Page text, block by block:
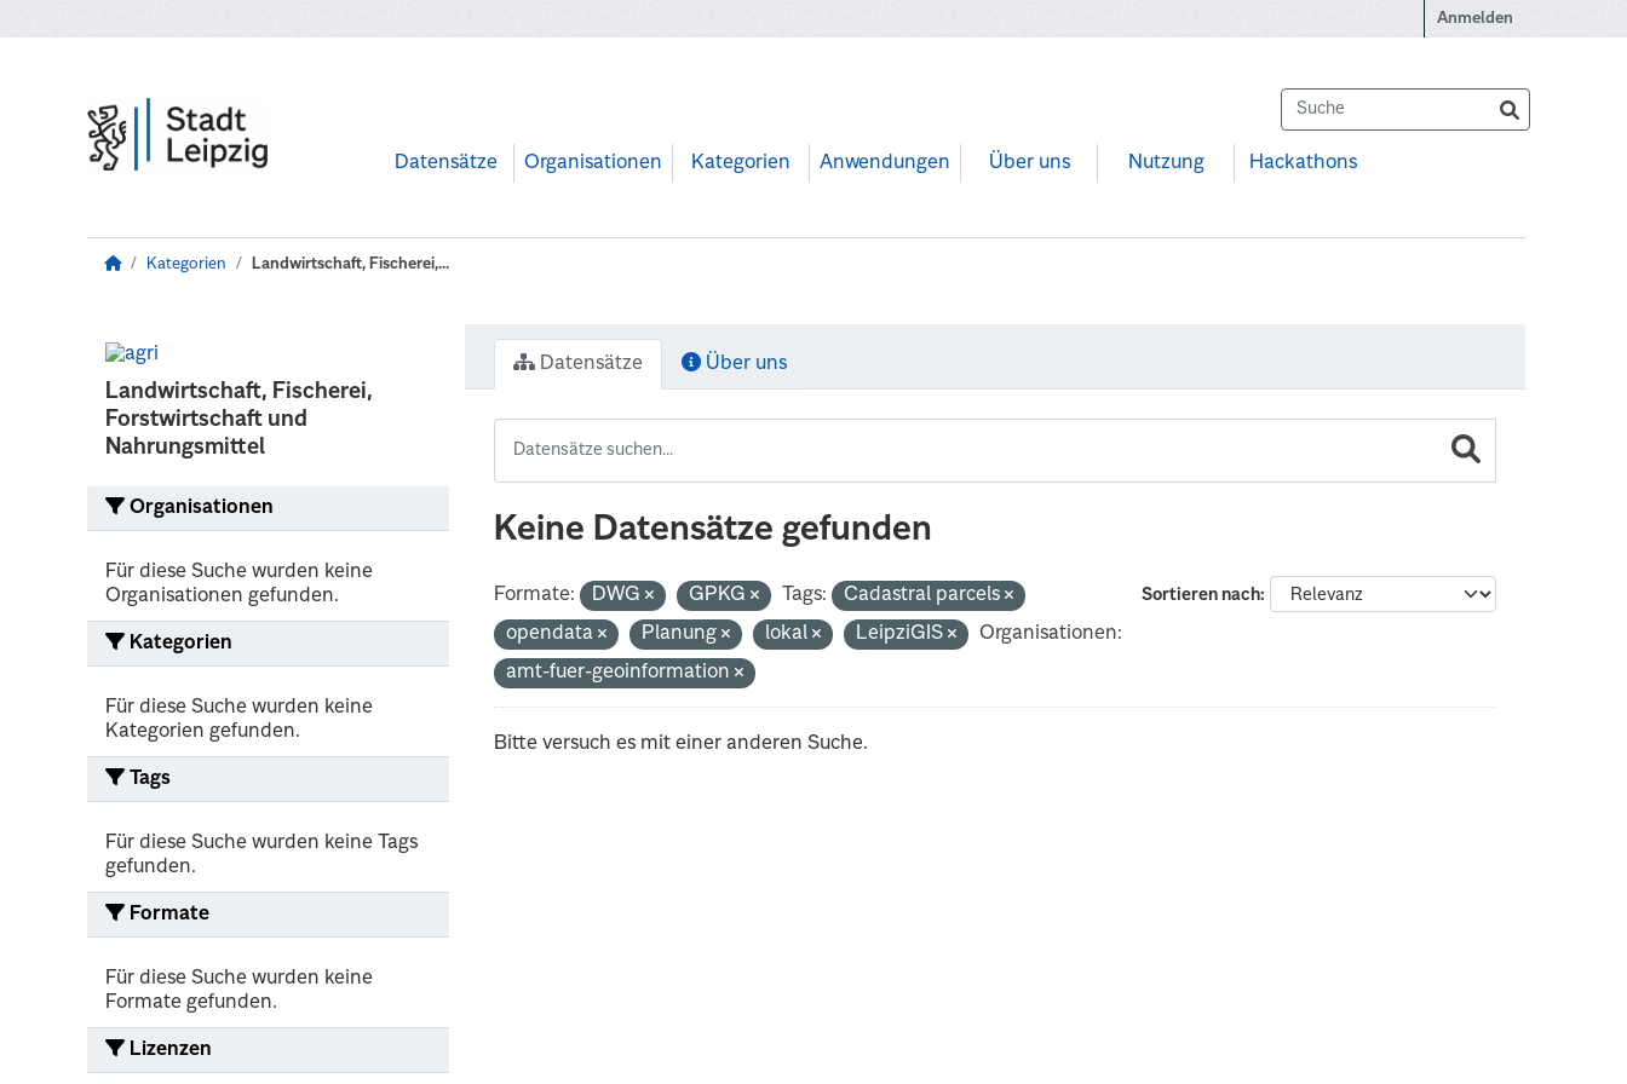
Anmelden
Datensätze Organisationen Kategorien Anwendungen Über uns Nutzung Hackathons
Kategorien Landwirtschaft, Fischerei,...
Landwirtschaft, Fischerei,
Forstwirtschaft und
Nahrungsmittel
Organisationen
Für diese Suche wurden keine
Organisationen gefunden.
Kategorien
Für diese Suche wurden keine
Kategorien gefunden.
Tags
Für diese Suche wurden keine Tags
gefunden.
Formate
Für diese Suche wurden keine
Formate gefunden.
Lizenzen
Datensätze Über uns
Keine Datensätze gefunden
Sortieren nach
Formate: DWG GPKG Tags:
Cadastral parcels
opendata
Planung lokal LeipziGIS
Organisationen:
amt-fuer-geoinformation
Bitte versuch es mit einer anderen Suche.